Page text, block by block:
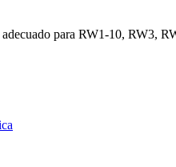
para RW1-10, RW3,